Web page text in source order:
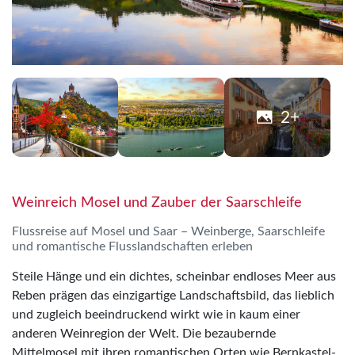
2+
Weinreich Mosel und Zauber der Saarschleife
Flussreise auf Mosel und Saar – Weinberge, Saarschleife
und romantische Flusslandschaften erleben
Steile Hänge und ein dichtes, scheinbar endloses Meer aus
Reben prägen das einzigartige Landschaftsbild, das lieblich
und zugleich beeindruckend wirkt wie in kaum einer
anderen Weinregion der Welt. Die bezaubernde